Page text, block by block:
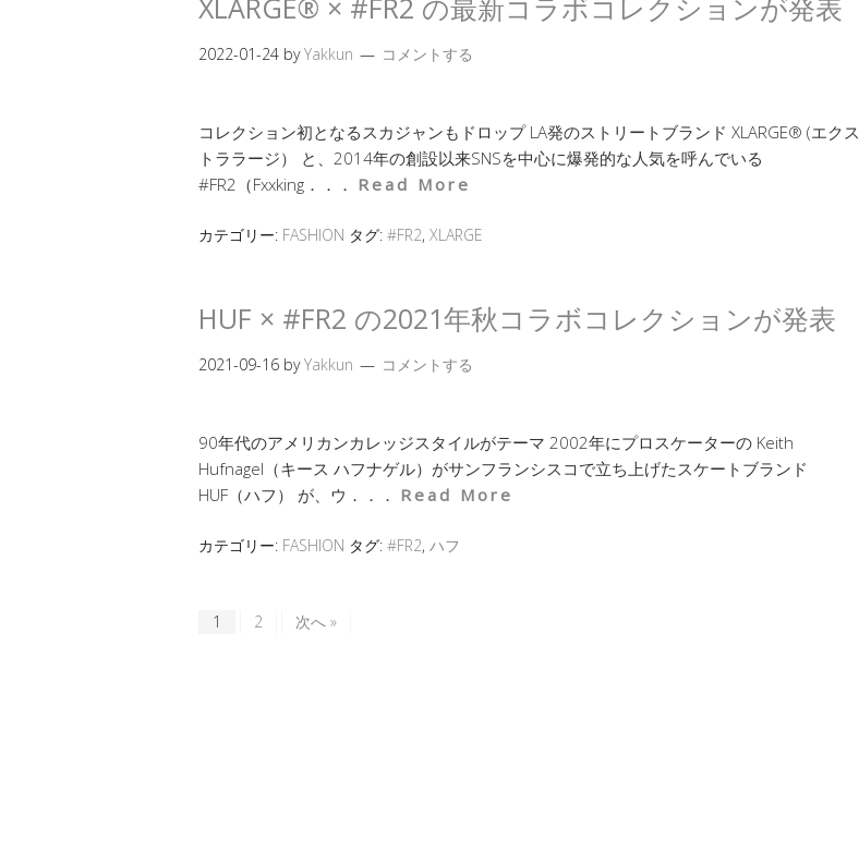
XLARGE® × #FR2 の最新コラボコレクションが発表
2022-01-24 byYakkun コメントする
コレクション初となるスカジャンもドロップ LA発のストリートブランド XLARGE® (エクス
トララージ） と、2014年の創設以来SNSを中心に爆発的な人気を呼んでいる
#FR2（Fxxking．．． Read More
カテゴリー: FASHION タグ: #FR2, XLARGE
HUF × #FR2 の2021年秋コラボコレクションが発表
2021-09-16 byYakkun コメントする
90年代のアメリカンカレッジスタイルがテーマ 2002年にプロスケーターの Keith
Hufnagel（キース ハフナゲル）がサンフランシスコで立ち上げたスケートブランド
HUF（ハフ） が、ウ．．． Read More
カテゴリー: FASHION タグ: #FR2, ハフ
1 2 次へ »